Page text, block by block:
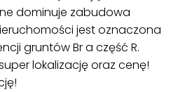
dominuje zabudowa
jest oznaczona
gruntów Br a część R.
lokalizację oraz cenę!